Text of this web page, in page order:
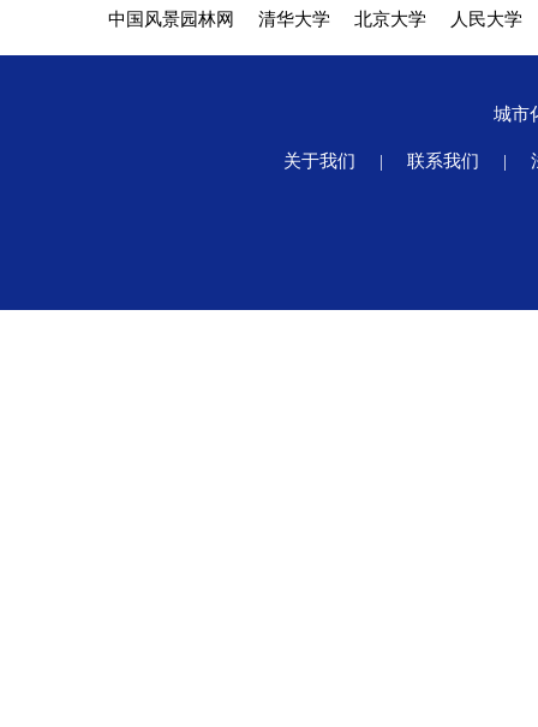
中国风景园林网 清华大学 北京大学 人民大学
城市
关于我们 | 联系我们 |